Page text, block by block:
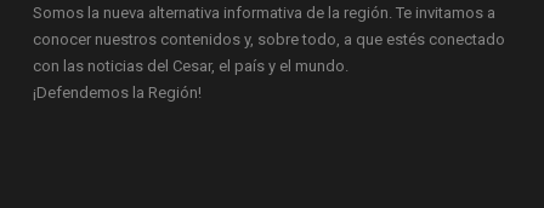
Somos la nueva alternativa informativa de la región. Te invitamos a
conocer nuestros contenidos y, sobre todo, a que estés conectado
con las noticias del Cesar, el país y el mundo.
¡Defendemos la Región!